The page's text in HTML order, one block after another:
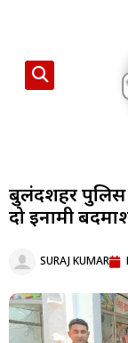
बुलंदशहर पुलिस
दो इनामी
SURAJ KUMAR